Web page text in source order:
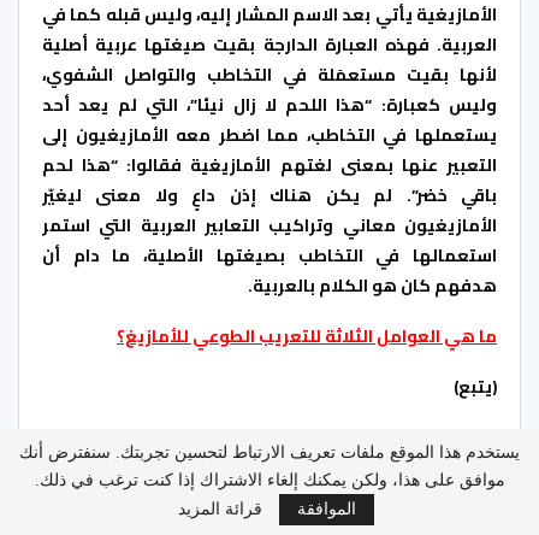
الأمازيغية يأتي بعد الاسم المشار إليه، وليس قبله كما في
العربية. فهذه العبارة الدارجة بقيت صيغتها عربية أصلية
لأنها بقيت مستعمَلة في التخاطب والتواصل الشفوي،
وليس كعبارة: “هذا اللحم لا زال نيئا”، التي لم يعد أحد
يستعملها في التخاطب، مما اضطر معه الأمازيغيون إلى
التعبير عنها بمعنى لغتهم الأمازيغية فقالوا: “هذا لحم
باقي خضر”. لم يكن هناك إذن داعٍ ولا معنى ليغيّر
الأمازيغيون معاني وتراكيب التعابير العربية التي استمر
استعمالها في التخاطب بصيغتها الأصلية، ما دام أن
هدفهم كان هو الكلام بالعربية.
ما هي العوامل الثلاثة للتعريب الطوعي للأمازيغ؟
(يتبع)
شارك هذا الموضوع:
المزيد
يستخدم هذا الموقع ملفات تعريف الارتباط لتحسين تجربتك. سنفترض أنك
موافق على هذا، ولكن يمكنك إلغاء الاشتراك إذا كنت ترغب في ذلك.
الموافقة
قرائة المزيد